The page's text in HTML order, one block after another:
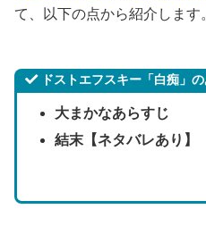
て、以下の点から紹介します
ドストエフスキー「白痴」
大まかなあらすじ
結末【ネタバレあり】